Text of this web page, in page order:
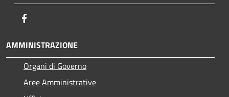
AMMINISTRAZIONE
Organi di Governo
Aree Amministrative